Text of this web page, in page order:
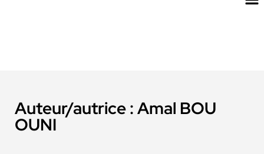
Auteur/autrice :Amal BOU
OUNI